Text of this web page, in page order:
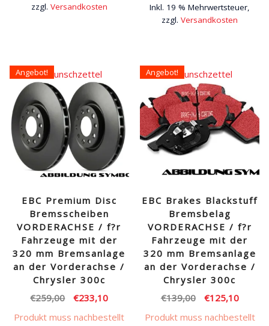
zzgl. Versandkosten
Inkl. 19 % Mehrwertsteuer,
zzgl.Versandkosten
Angebot!
EBC Premium Disc
Bremsscheiben
VORDERACHSE / f?r
Fahrzeuge mit der
320 mm Bremsanlage
an der Vorderachse /
Chrysler 300c
€259,00
Ursprünglicher
Preis
€233,10Aktueller
Preis
Produkt muss nachbestellt
Auf den Wunschzettel Angebot!
EBC Brakes Blackstuff
Bremsbelag
VORDERACHSE / f?r
Fahrzeuge mit der
320 mm Bremsanlage
an der Vorderachse /
Chrysler 300c
€139,00
Ursprünglicher
Preis
€125,10
Preis
Produkt muss nachbestellt
Auf den Wunschzettel